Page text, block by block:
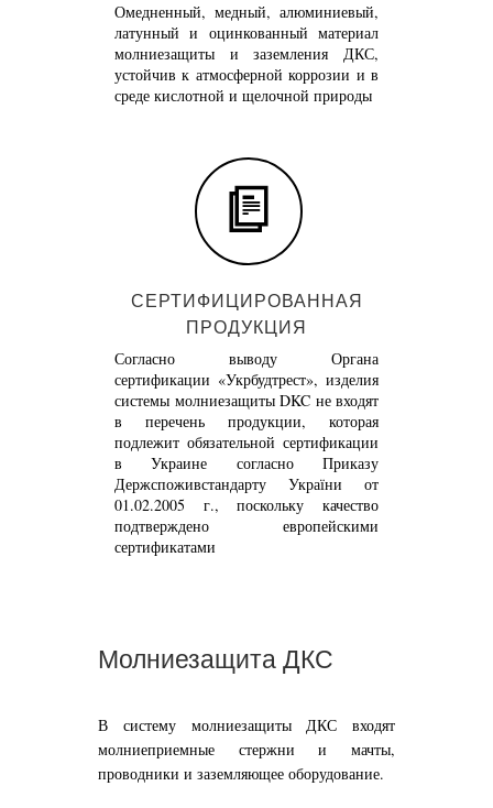
Омедненный, медный, алюминиевый,
латунный и оцинкованный материал
молниезащиты и заземления ДКС,
устойчив к атмосферной коррозии и в
среде кислотной и щелочной природы
СЕРТИФИЦИРОВАННАЯ
ПРОДУКЦИЯ
Согласно выводу Органа
сертификации «Укрбудтрест», изделия
системы молниезащиты DKC не входят
в перечень продукции, которая
подлежит обязательной сертификации
в Украине согласно Приказу
Держспоживстандарту України от
01.02.2005 г., поскольку качество
подтверждено европейскими
сертификатами
Молниезащита ДКС
В систему молниезащиты ДКС входят
молниеприемные стержни и мачты,
проводники и заземляющее оборудование.